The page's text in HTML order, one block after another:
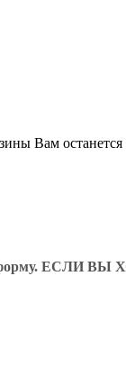
Вам
форму.